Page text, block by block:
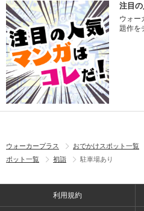
注目の
ウォー
題作を
ウォーカープラス おでかけスポット一覧
ポット一覧
初詣 駐車場あり
利用規約